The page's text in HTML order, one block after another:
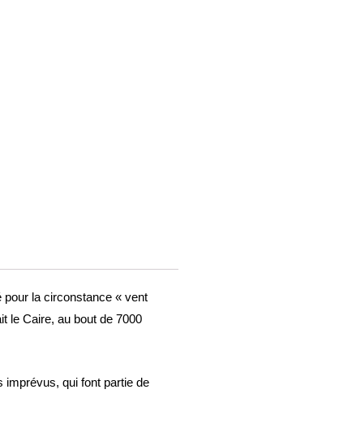
pour la circonstance « vent
le Caire, au bout de 7000
imprévus, qui font partie de